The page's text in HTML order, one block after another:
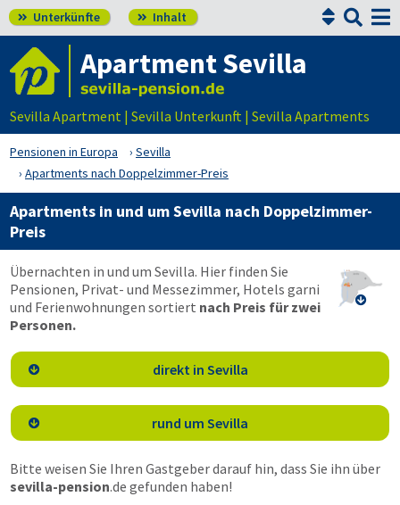
 Unterkünfte  Inhalt 

Apartment Sevilla
Sevilla Apartment | Sevilla Unterkunft | Sevilla Apartments
Pensionen in Europa
Sevilla
Apartments nach Doppelzimmer-Preis
Apartments in und um Sevilla nach Doppelzimmer-
Preis

Übernachten in und um Sevilla. Hier finden Sie
Pensionen, Privat- und Messezimmer, Hotels garni
und Ferienwohnungen sortiert nach Preis für zwei
Personen.
 direkt in Sevilla
 rund um Sevilla
Bitte weisen Sie Ihren Gastgeber darauf hin, dass Sie ihn über
sevilla-pension.de gefunden haben!